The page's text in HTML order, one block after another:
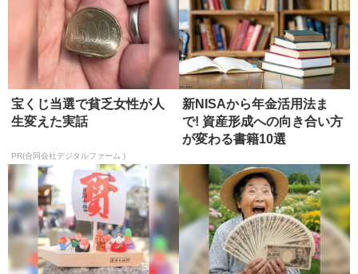
宝くじ当選で貧乏女性が人
生変えた実話
PR(合同会社デジタルファーム )
新NISAから年金活用法ま
で! 資産形成への向き合い方
が変わる書籍10選